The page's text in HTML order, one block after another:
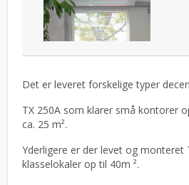
Det er leveret forskelige typer
TX 250A som klarer små kontorer
ca. 25 m².
Yderligere er der levet og
klasselokaler op til 40m ².